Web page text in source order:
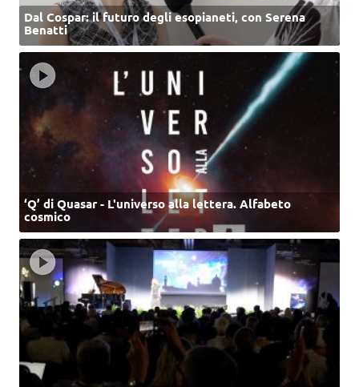
Dal Cospar: il futuro degli esopianeti, con Serena
Benatti
‘Q’ di Quasar - L'universo alla lettera. Alfabeto
cosmico